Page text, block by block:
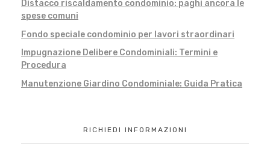
Distacco riscaldamento condominio: paghi ancora le
spese comuni
Fondo speciale condominio per lavori straordinari
Impugnazione Delibere Condominiali: Termini e
Procedura
Manutenzione Giardino Condominiale: Guida Pratica
RICHIEDI INFORMAZIONI